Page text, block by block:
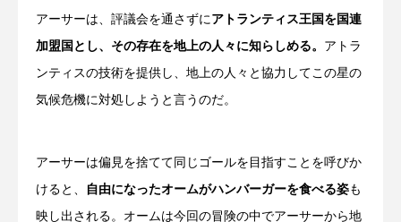
アーサーは、評議会を通さずにアトランティス王国を国連
加盟国とし、その存在を地上の人々に知らしめる。 アトラ
ンティスの技術を提供し、地上の人々と協力してこの星の
気候危機に対処しようと言うのだ。
アーサーは偏見を捨てて同じゴールを目指すことを呼びか
けると、 自由になったオームがハンバーガーを食べる姿も
映し出される。オームは今回の冒険の中でアーサーから地